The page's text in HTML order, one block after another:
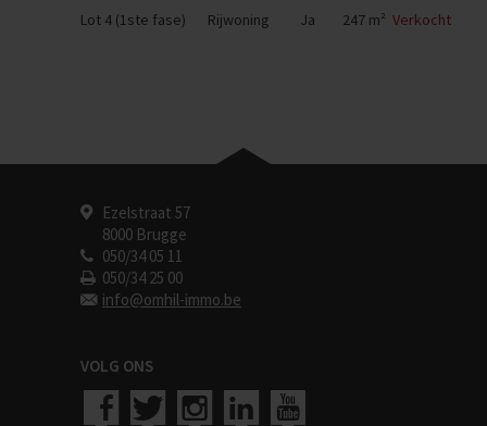
Lot 4 (1ste fase)
Rijwoning Ja 247 m² Verkocht
Ezelstraat 57
8000 Brugge
050/34 05 11
050/34 25 00
info@omhil-immo.be
VOLG ONS